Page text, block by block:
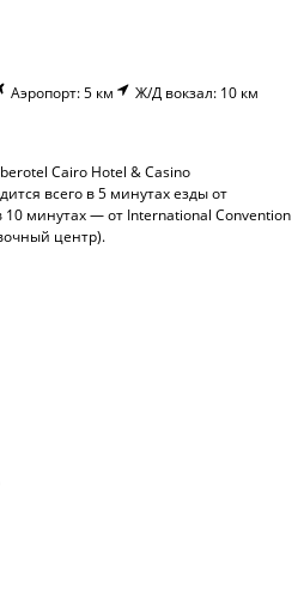
Аэропорт: 5 км
Ж/Д вокзал: 10 км
Cairo Hotel & Casino
всего в 5 минутах езды от
минутах — от International Convention
центр).